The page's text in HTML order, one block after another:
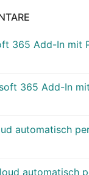
365 Add-In mit
365 Add-In
automatisch
automatisch